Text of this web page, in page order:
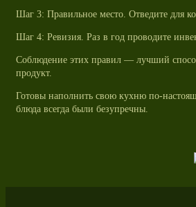
Шаг 3: Правильное место. Отведите для
Шаг 4: Ревизия. Раз в год проводите
Соблюдение этих правил — лучший
продукт.
Готовы наполнить свою кухню по-
блюда всегда были безупречны.